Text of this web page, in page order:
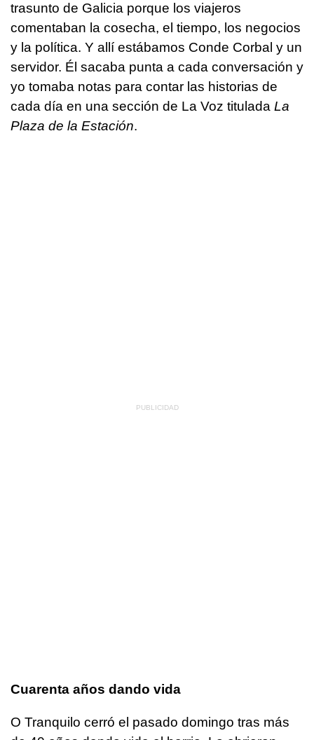
trasunto de Galicia porque los viajeros
comentaban la cosecha, el tiempo, los negocios
y la política. Y allí estábamos Conde Corbal y un
servidor. Él sacaba punta a cada conversación y
yo tomaba notas para contar las historias de
cada día en una sección de La Voz titulada La
Plaza de la Estación.
Cuarenta años dando vida
O Tranquilo cerró el pasado domingo tras más